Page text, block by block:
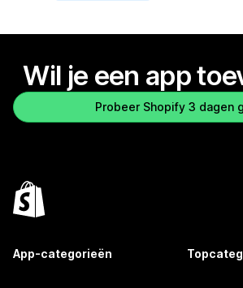
Wil je een app
Probeer Shopify 3 dagen
App-categorieën